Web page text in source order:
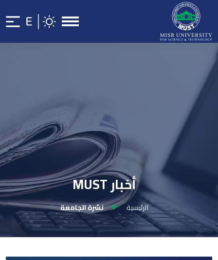
أخبار MUST
الرئيسية نشرة الجامعة